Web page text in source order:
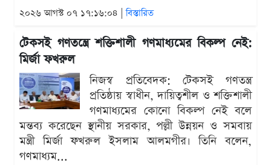
২০২৬ আগস্ট ০৭ ১৭:১৬:০৪ |বিস্তারিত
টেকসই গণতন্ত্রে শক্তিশালী গণমাধ্যমের বিকল্প নেই:
মির্জা ফখরুল
নিজস্ব প্রতিবেদক: টেকসই গণতন্ত্র
প্রতিষ্ঠায় স্বাধীন, দায়িত্বশীল ও শক্তিশালী
গণমাধ্যমের কোনো বিকল্প নেই বলে
মন্তব্য করেছেন স্থানীয় সরকার, পল্লী উন্নয়ন ও সমবায়
মন্ত্রী মির্জা ফখরুল ইসলাম আলমগীর। তিনি বলেন,
গণমাধ্যম...